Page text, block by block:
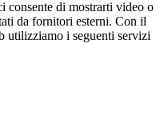
consente di mostrarti video o
da fornitori esterni. Con il
utilizziamo i seguenti servizi